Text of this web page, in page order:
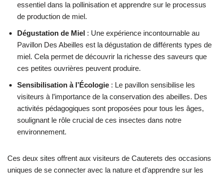
essentiel dans la pollinisation et apprendre sur le processus
de production de miel.
Dégustation de Miel : Une expérience incontournable au
Pavillon Des Abeilles est la dégustation de différents types de
miel. Cela permet de découvrir la richesse des saveurs que
ces petites ouvrières peuvent produire.
Sensibilisation à l’Écologie : Le pavillon sensibilise les
visiteurs à l’importance de la conservation des abeilles. Des
activités pédagogiques sont proposées pour tous les âges,
soulignant le rôle crucial de ces insectes dans notre
environnement.
Ces deux sites offrent aux visiteurs de Cauterets des occasions
uniques de se connecter avec la nature et d’apprendre sur les